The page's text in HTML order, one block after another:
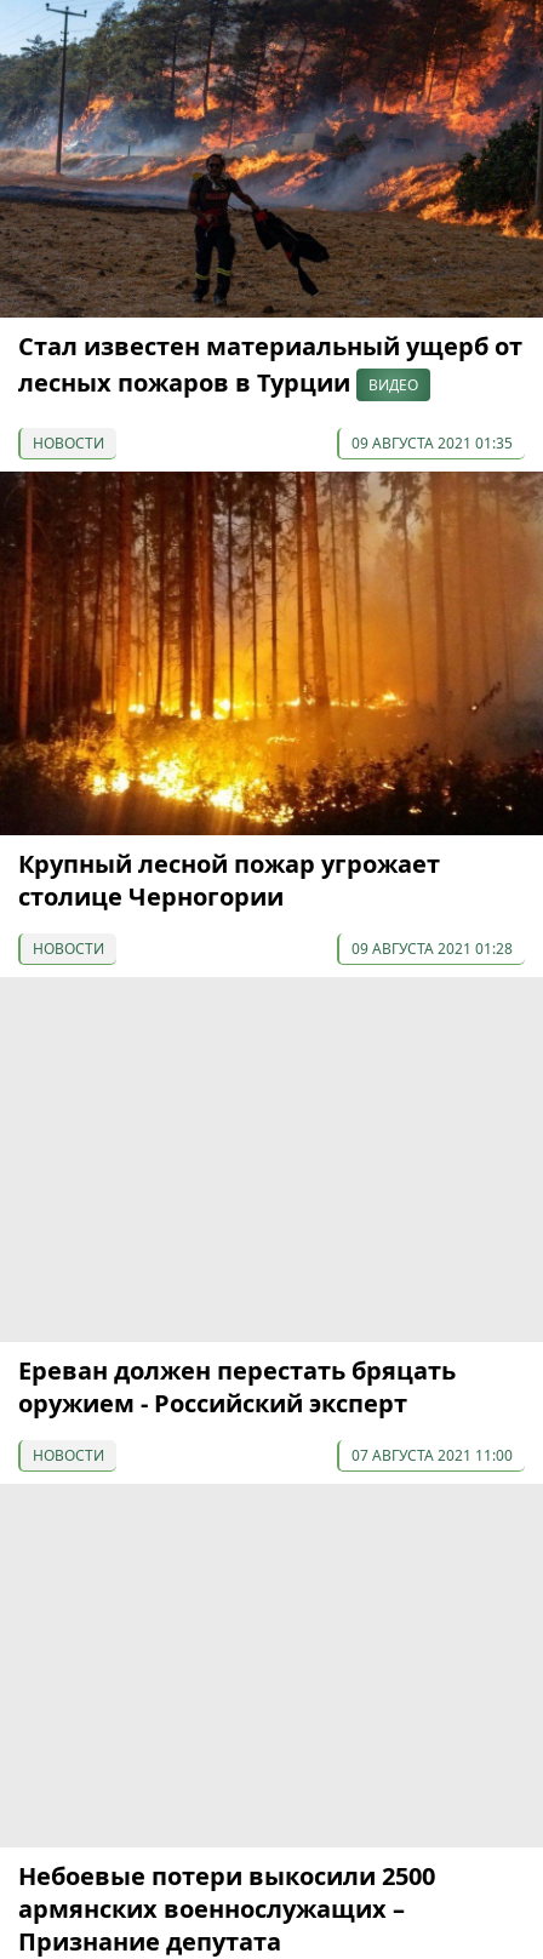
Стал известен материальный ущерб от
лесных пожаров в Турции
ВИДЕО
НОВОСТИ 09 АВГУСТА 2021 01:35
Крупный лесной пожар угрожает
столице Черногории
НОВОСТИ 09 АВГУСТА 2021 01:28
Ереван должен перестать бряцать
оружием - Российский эксперт
НОВОСТИ 07 АВГУСТА 2021 11:00
Небоевые потери выкосили 2500
армянских военнослужащих –
Признание депутата